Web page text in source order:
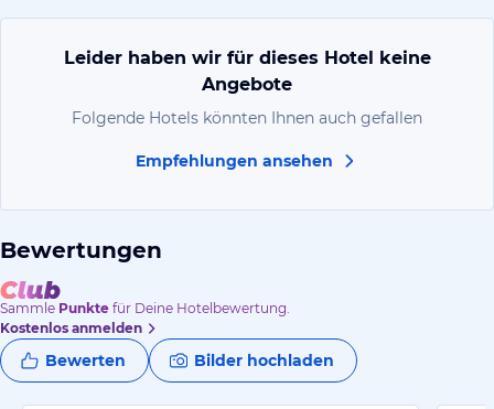
Leider haben wir für dieses Hotel keine
Angebote
Folgende Hotels könnten Ihnen auch gefallen
Empfehlungen ansehen
Bewertungen
Sammle Punkte für Deine Hotelbewertung.
Kostenlos anmelden
Bewerten Bilder hochladen